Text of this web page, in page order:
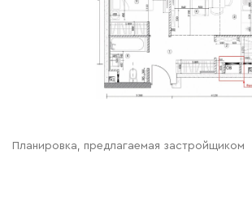
Планировка, предлагаемая застройщиком